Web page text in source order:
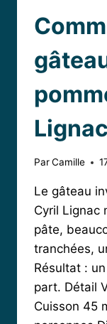
ParCamille
Le gâteau
Cyril Lignac
pâte,
tranchées,
Résultat :
part. Détail
Cuisson 45